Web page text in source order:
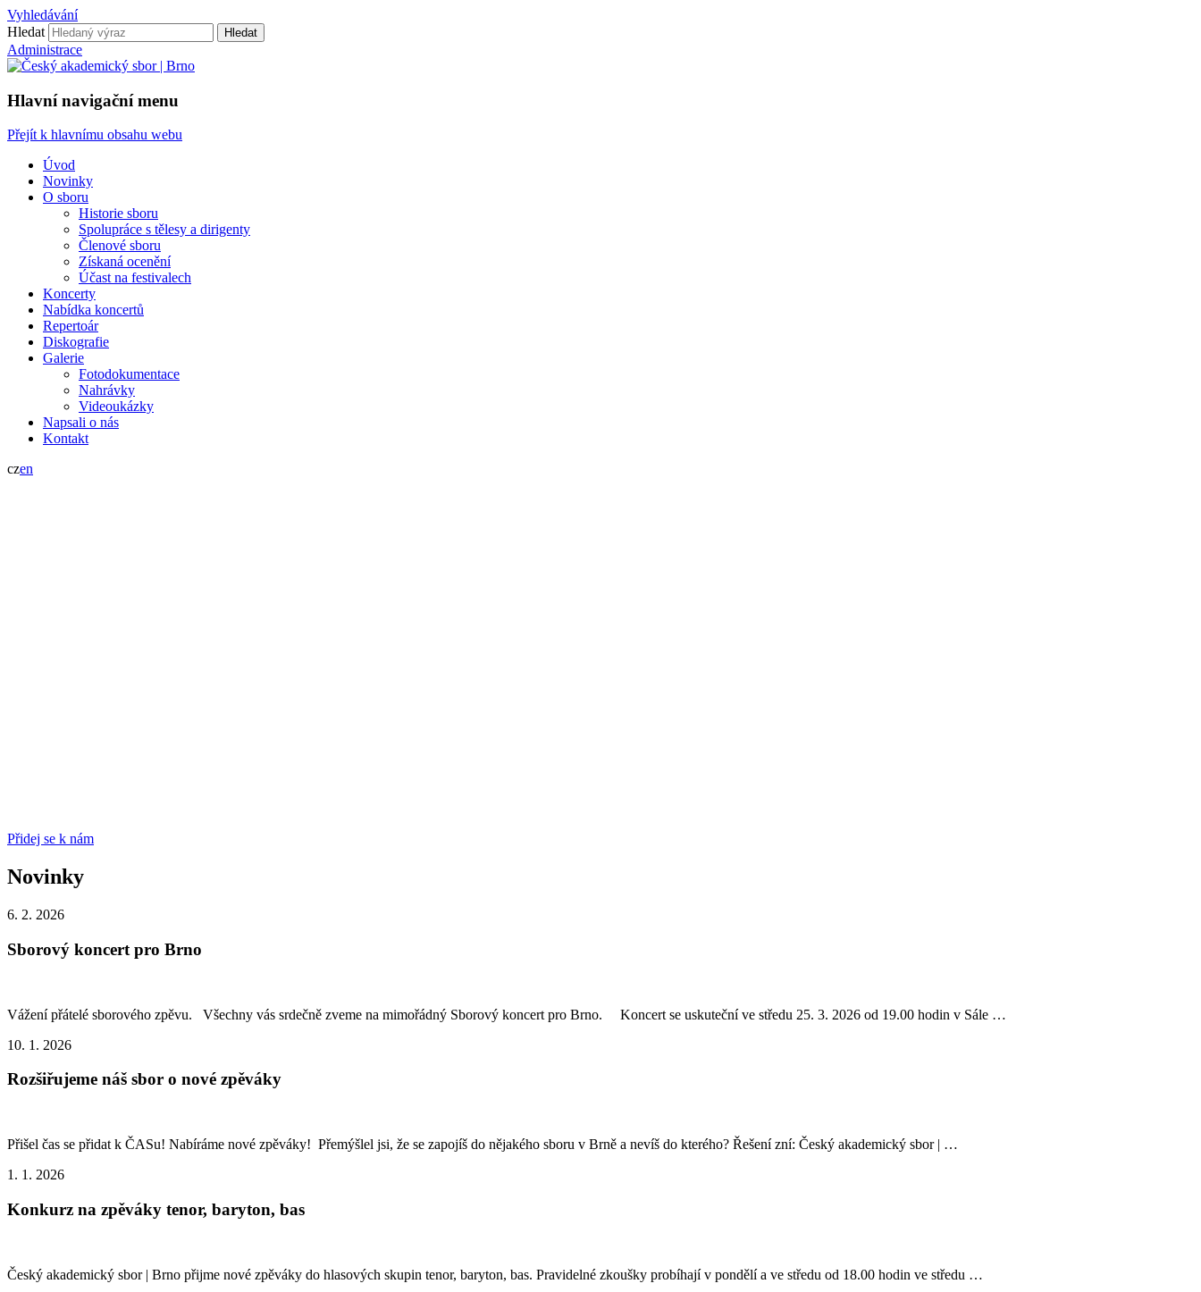
Vyhledávání
Hledat
Hledat
Administrace
Hlavní navigační menu
Přejít k hlavnímu obsahu webu
Úvod
Novinky
O sboru
Historie sboru
Spolupráce s tělesy a dirigenty
Členové sboru
Získaná ocenění
Účast na festivalech
Koncerty
Nabídka koncertů
Repertoár
Diskografie
Galerie
Fotodokumentace
Nahrávky
Videoukázky
Napsali o nás
Kontakt
czen
Přidej se k nám
Novinky
6. 2. 2026
Sborový koncert pro Brno
Vážení přátelé sborového zpěvu. Všechny vás srdečně zveme na mimořádný Sborový koncert pro Brno. Koncert se uskuteční ve středu 25. 3. 2026 od 19.00 hodin v Sále …
10. 1. 2026
Rozšiřujeme náš sbor o nové zpěváky
Přišel čas se přidat k ČASu! Nabíráme nové zpěváky! Přemýšlel jsi, že se zapojíš do nějakého sboru v Brně a nevíš do kterého? Řešení zní: Český akademický sbor | …
1. 1. 2026
Konkurz na zpěváky tenor, baryton, bas
Český akademický sbor | Brno přijme nové zpěváky do hlasových skupin tenor, baryton, bas. Pravidelné zkoušky probíhají v pondělí a ve středu od 18.00 hodin ve středu …